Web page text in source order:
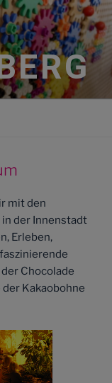
mit den
in der Innenstadt
Erleben,
Chocolade
Kakaobohne